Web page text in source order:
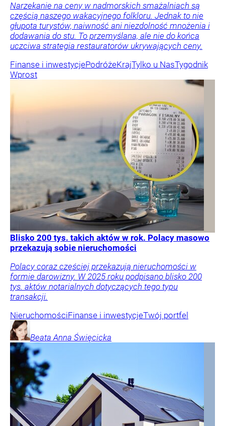
Narzekanie na ceny w nadmorskich smażalniach są
częścią naszego wakacyjnego folkloru. Jednak to nie
głupota turystów, naiwność ani niezdolność mnożenia i
dodawania do stu. To przemyślana, ale nie do końca
uczciwa strategia restauratorów ukrywających ceny.
Finanse i inwestycjePodróżeKrajTylko u NasTygodnik
Wprost
Blisko 200 tys. takich aktów w rok. Polacy masowo
przekazują sobie nieruchomości
Polacy coraz częściej przekazują nieruchomości w
formie darowizny. W 2025 roku podpisano blisko 200
tys. aktów notarialnych dotyczących tego typu
transakcji.
NieruchomościFinanse i inwestycjeTwój portfel
Beata Anna Święcicka